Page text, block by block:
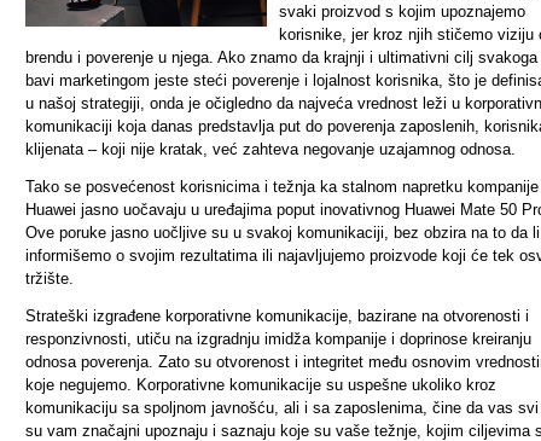
svaki proizvod s kojim upoznajemo
korisnike, jer kroz njih stičemo viziju
brendu i poverenje u njega. Ako znamo da krajnji i ultimativni cilj
bavi marketingom jeste steći poverenje i lojalnost korisnika, što je
u našoj strategiji, onda je očigledno da najveća vrednost leži u
komunikaciji koja danas predstavlja put do poverenja zaposlenih,
klijenata – koji nije kratak, već zahteva negovanje uzajamnog odnosa.
Tako se posvećenost korisnicima i težnja ka stalnom napretku kompanije
Huawei jasno uočavaju u uređajima poput inovativnog Huawei Mate 50
Ove poruke jasno uočljive su u svakoj komunikaciji, bez obzira na to da li
informišemo o svojim rezultatima ili najavljujemo proizvode koji će tek
tržište.
Strateški izgrađene korporativne komunikacije, bazirane na otvorenosti i
responzivnosti, utiču na izgradnju imidža kompanije i doprinose kreiranju
odnosa poverenja. Zato su otvorenost i integritet među osnovim
koje negujemo. Korporativne komunikacije su uspešne ukoliko kroz
komunikaciju sa spoljnom javnošću, ali i sa zaposlenima, čine da vas
su vam značajni upoznaju i saznaju koje su vaše težnje, kojim ciljevima